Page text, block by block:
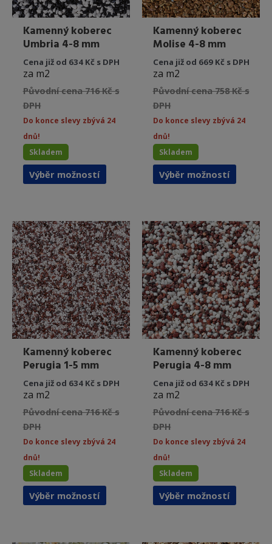
Kamenný koberec
Umbria 4-8 mm
Cena již od 634 Kč s DPH
za m2
Původní cena 716 Kč s
DPH
Do konce slevy zbývá 24
dnů!
Skladem
Výběr možností
Tento
produkt
variant.
Možnosti
lze
vybrat
na
stránce
produktu
Kamenný koberec
Molise 4-8 mm
Cena již od 669 Kč s DPH
za m2
Původní cena 758 Kč s
DPH
Do konce slevy zbývá 24
dnů!
Skladem
Výběr možností
Tento
produkt
variant.
lze
vybrat
na
stránce
Kamenný koberec
Perugia 1-5 mm
Cena již od 634 Kč s DPH
za m2
Původní cena 716 Kč s
DPH
Do konce slevy zbývá 24
dnů!
Skladem
Výběr možností
Tento
produkt
Kamenný koberec
Perugia 4-8 mm
Cena již od 634 Kč s DPH
za m2
Původní cena 716 Kč s
DPH
Do konce slevy zbývá 24
dnů!
Skladem
Výběr možností
Tento
produkt